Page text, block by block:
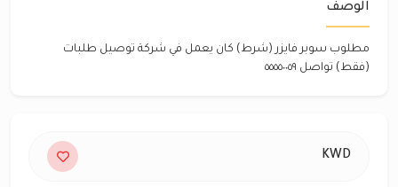
الوصف
مطلوب سوبر فايزر (شرط) كان يعمل في شركة توصيل طلبات
(فقط) تواصل ٥٥٥٥٠٠٥٩
KWD